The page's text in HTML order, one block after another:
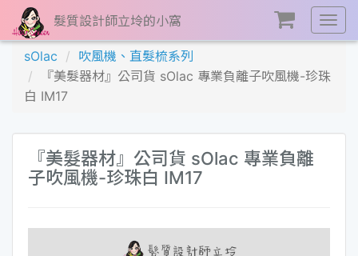
展
開
單
髮質設計師立坽的小窩
sOlac
吹風機、直髮梳系列
『美髮器材』公司貨 sOlac 專業負離子吹風機-珍珠
白 IM17
『美髮器材』公司貨 sOlac 專業負離
子吹風機-珍珠白 IM17